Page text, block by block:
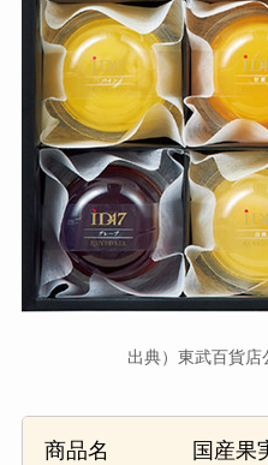
出典）東武百貨店
商品名
国産果